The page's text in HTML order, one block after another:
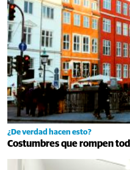
¿De verdad hacen esto?
Costumbres que rompen